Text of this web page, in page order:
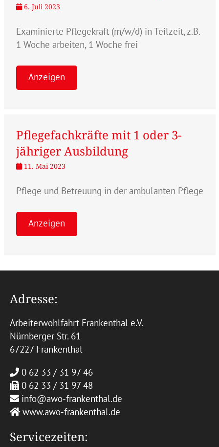
6. Juli 2023
Examinierte Pflegekraft (m/w/d) in Teilzeit, z.B.
1 Woche arbeiten, 1 Woche frei
Anzeigen
Pflegefachkräfte mit 1 oder 3-
jähriger Ausbildung
11. Mai 2023
Pflege und Betreuung in der ambulanten Pflege
Anzeigen
Adresse:
Arbeiterwohlfahrt Frankenthal e.V.
Nürnberger Str. 61
67227 Frankenthal
0 62 33 / 31 97 46
0 62 33 / 31 97 48
info@awo-frankenthal.de
www.awo-frankenthal.de
Servicezeiten: